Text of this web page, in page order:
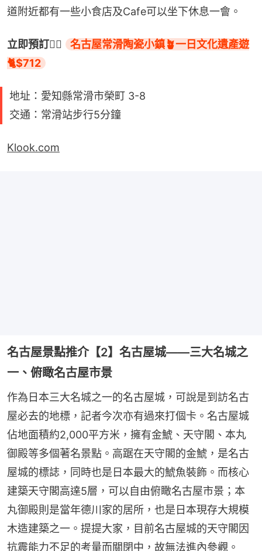
道附近都有一些小食店及Cafe可以坐下休息一會。
立即預訂👉🏻
名古屋常滑陶瓷小鎮🪴一日文化遺產遊
🐈$712
地址：愛知縣常滑市榮町 3-8
交通：常滑站步行5分鐘
Klook.com
名古屋景點推介【2】名古屋城——三大名城之
一、俯瞰名古屋市景
作為日本三大名城之一的名古屋城，可說是到訪名古
屋必去的地標，記者今次亦有過來打個卡。名古屋城
佔地面積約2,000平方米，擁有金鯱、天守閣、本丸
御殿等多個著名景點。高踞在天守閣的金鯱，是名古
屋城的標誌，同時也是日本最大的鯱魚裝飾。而核心
建築天守閣高達5層，可以自由俯瞰名古屋市景；本
丸御殿則是當年德川家的居所，也是日本現存大規模
木造建築之一。提提大家，目前名古屋城的天守閣因
抗震能力不足的考量而關閉中，故無法進內參觀。